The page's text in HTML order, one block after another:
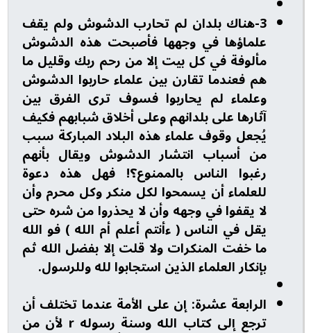
3-هناك بلدان لم تحارب الدشوش ولم يقف
علماؤها في وجهها فأصبحت هذه الدشوش
مألوفة في كل بيت إلا من رحم ربك وقليل ما
هم فعندما تقارن بين علماء حاربوا الدشوش
وعلماء لم يحاربوا فسوف ترى الفرق بين
آثارها على بلدانهم وعلى أخلاق شبابهم فكيف
يُجعل وقوف علماء هذه البلاد المباركة سبب
من أسباب انتشار الدشوش ويقال بأنهم
رغبوا الناس بالممنوع؟! فهل هذه دعوة
للعلماء أن يسمحوا لكل منكر وكل محرم وأن
لا يقفوا في وجهه وأن لا يحذروا من شره حتى
يقل في الناس ( ءأنتم أعلم أم الله ) فو الله
ما خفت المنكرات ولا قلت إلا بفضل الله ثم
بإنكار العلماء الذين استجابوا لله وللرسول.
الرابعة عشرة: إن على الأمة عندما تختلف أن
ترجع إلى كتاب الله وسنة رسوله r لأن من